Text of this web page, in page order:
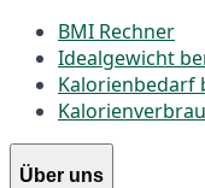
BMI Rechner
Idealgewicht
Kalorienbedarf
Über uns